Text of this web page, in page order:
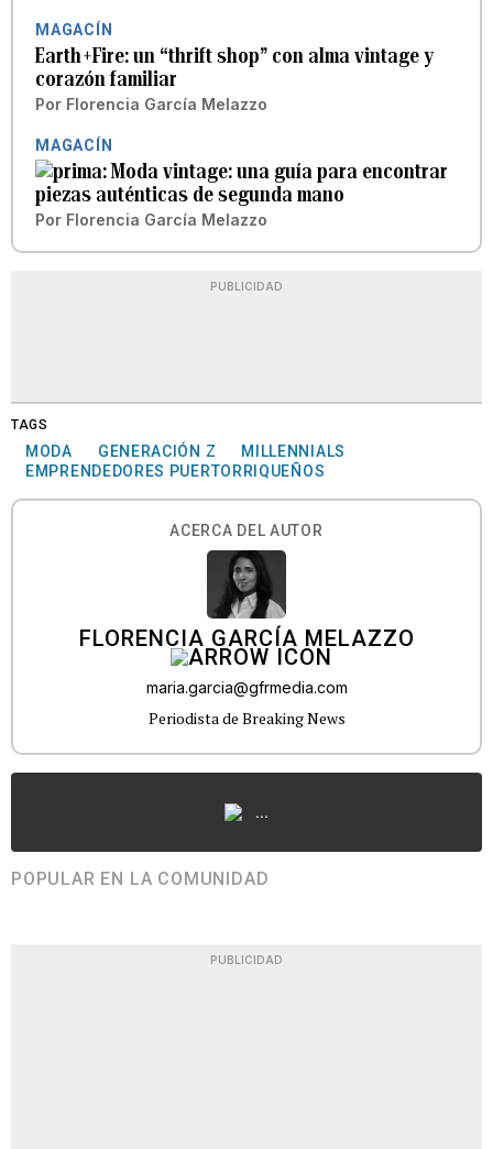
MAGACÍN
Earth+Fire: un “thrift shop” con alma vintage y
corazón familiar
Por Florencia García Melazzo
MAGACÍN
Moda vintage: una guía para encontrar
piezas auténticas de segunda mano
Por Florencia García Melazzo
PUBLICIDAD
TAGS
MODA GENERACIÓN Z
MILLENNIALS
EMPRENDEDORES PUERTORRIQUEÑOS
ACERCA DEL AUTOR
FLORENCIA GARCÍA MELAZZO
maria.garcia@gfrmedia.com
Periodista de Breaking News
...
POPULAR EN LA COMUNIDAD
PUBLICIDAD